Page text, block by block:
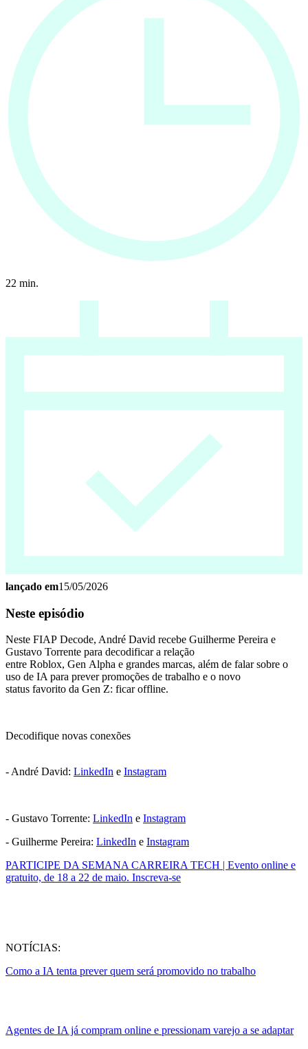
22 min.
lançado em15/05/2026
Neste episódio
Neste FIAP Decode, André David recebe Guilherme Pereira e
Gustavo Torrente para decodificar a relação
entre Roblox, Gen Alpha e grandes marcas, além de falar sobre o
uso de IA para prever promoções de trabalho e o novo
status favorito da Gen Z: ficar offline.
Decodifique novas conexões
- André David: LinkedIn e Instagram
- Gustavo Torrente: LinkedIn e Instagram
- Guilherme Pereira: LinkedIn e Instagram
PARTICIPE DA SEMANA CARREIRA TECH | Evento online e
gratuito, de 18 a 22 de maio. Inscreva-se
NOTÍCIAS:
Como a IA tenta prever quem será promovido no trabalho
Agentes de IA já compram online e pressionam varejo a se adaptar